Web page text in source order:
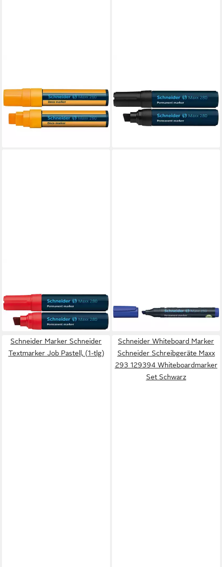
Schneider Neonorange
Flüssig-Kreide
ab 7,13 €
lieferbar - in 8-10 Werktagen bei
schwarz
ab 11,07 €
lieferbar - in 8-10 Werktagen bei
ab 11,07 €
lieferbar - in 8-10 Werktagen bei
dir
lieferbar - in 8-10 Werktagen bei
dir
Schneider Marker Schneider
Textmarker Job Pastell, (1-tlg)
Schneider Whiteboard Marker
Schneider Schreibgeräte Maxx
293 129394 Whiteboardmarker
Set Schwarz